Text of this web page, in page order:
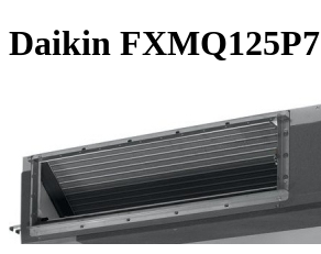
Daikin FXMQ125P7